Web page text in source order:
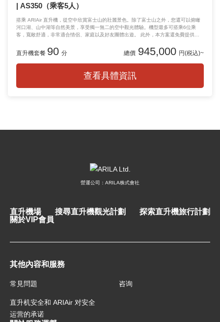
| AS350（乘客5人）
搭乘 ARIAir 直升機，從空中欣賞富士山的壯麗景色。除了富士山之外，您還可以俯瞰
河口湖、山中湖等自然美景，享受獨一無二的空中觀光體驗。機型最多可搭乘6位乘
客，寬敞舒適，非常適合情侶、家庭以及好友團體出遊。 此外，本方案還免費提供
驗。
直升機套餐 90 分 總價 945,000 円(税込)~
查看具體資訊
營運公司：ARILA株式會社
直升機場 搜尋直升機觀光計劃
探索直升機旅行計劃
關於VIP會員
其他內容和服務
常見問題 咨询
直升机安全和 ARIAir 对安全
运营的承诺